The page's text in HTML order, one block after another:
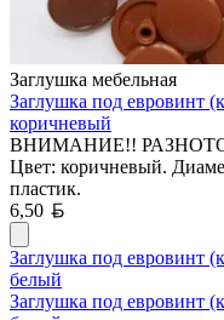
Заглушка мебельная
Заглушка под евровинт
коричневый
ВНИМАНИЕ!!
Цвет: коричневый.
пластик.
6,50
Заглушка под евровинт
белый
Заглушка под евровинт